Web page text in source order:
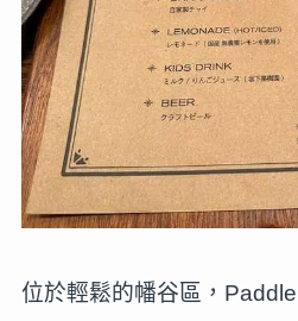
位於輕鬆的幡谷區，